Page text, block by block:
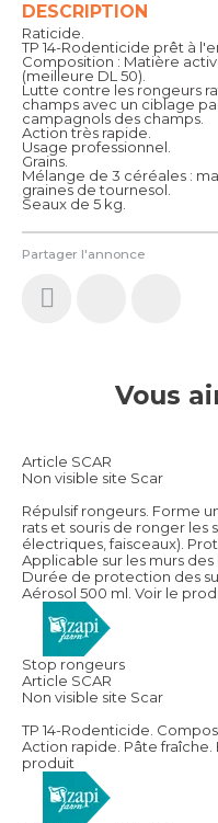
Partager l'annonce
DESCRIPTION
Raticide.
TP 14-Rodenticide prêt à
Composition : Matière
(meilleure DL 50).
Lutte contre les rongeurs
champs avec un ciblage
campagnols des champs.
Action très rapide.
Usage professionnel.
Grains.
Mélange de 3 céréales :
graines de tournesol.
Seaux de 5 kg.
Vous
Article SCAR
Non visible site Scar
Répulsif rongeurs. Forme
rats et souris de ronger les
électriques, faisceaux).
Applicable sur les murs
Durée de protection des
Aérosol 500 ml. Voir le
Stop rongeurs
Article SCAR
Non visible site Scar
TP 14-Rodenticide.
Action rapide. Pâte fraîche.
produit